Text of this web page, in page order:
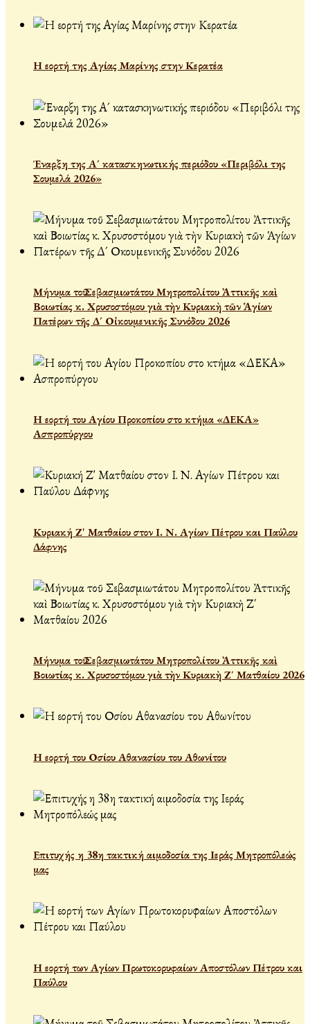
Η εορτή της Αγίας Μαρίνης στην Κερατέα
Έναρξη της Α´ κατασκηνωτικής περιόδου «Περιβόλι της
Σουμελά 2026»
Μήνυμα τοῦ Σεβασμιωτάτου Μητροπολίτου Ἀττικῆς καὶ
Βοιωτίας κ. Χρυσοστόμου γιὰ τὴν Κυριακὴ τῶν Ἁγίων
Πατέρων τῆς Δ´ Οἰκουμενικῆς Συνόδου 2026
Η εορτή του Αγίου Προκοπίου στο κτήμα «ΔΕΚΑ»
Ασπροπύργου
Κυριακή Ζ' Ματθαίου στον Ι. Ν. Αγίων Πέτρου και Παύλου
Δάφνης
Μήνυμα τοῦ Σεβασμιωτάτου Μητροπολίτου Ἀττικῆς καὶ
Βοιωτίας κ. Χρυσοστόμου γιὰ τὴν Κυριακὴ Ζ΄ Ματθαίου 2026
Η εορτή του Οσίου Αθανασίου του Αθωνίτου
Επιτυχής η 38η τακτική αιμοδοσία της Ιεράς Μητροπόλεώς
μας
Η εορτή των Αγίων Πρωτοκορυφαίων Αποστόλων Πέτρου και
Παύλου